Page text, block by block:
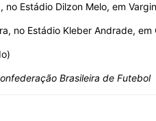
Estádio Dilzon Melo, em
no Estádio Kleber Andrade, em
Brasileira de Futebol